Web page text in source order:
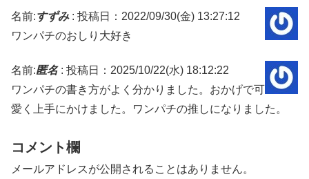
名前:すずみ: 投稿日：2022/09/30(金) 13:27:12
ワンパチのおしり大好き
名前:匿名: 投稿日：2025/10/22(水) 18:12:22
ワンパチの書き方がよく分かりました。おかげで可
愛く上手にかけました。ワンパチの推しになりました。
コメント欄
メールアドレスが公開されることはありません。